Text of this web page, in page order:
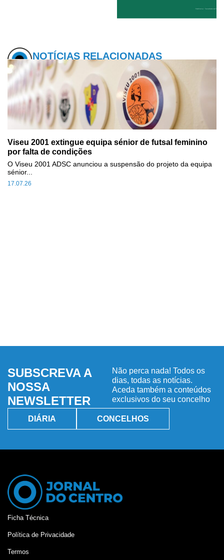
NOTÍCIAS RELACIONADAS
Viseu 2001 extingue equipa sénior de futsal feminino
por falta de condições
17.07.26
O Viseu 2001 ADSC anunciou a suspensão do projeto da equipa
sénior...
SUBSCREVA A
NOSSA
NEWSLETTER
Não perca nada! Todos os
dias, todas as notícias.
Aceda também a conteúdos
exclusivos do seu concelho
DIÁRIA CONCELHOS
Ficha Técnica
Política de Privacidade
Termos